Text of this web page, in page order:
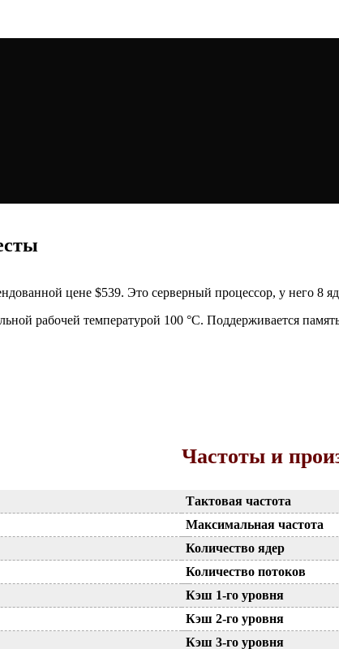
цене $539. Это серверный процессор, у него 8
рабочей температурой 100 °C. Поддерживается
Частоты и
Тактовая частота
Максимальная частота
Количество ядер
Количество потоков
Кэш 1-го уровня
Кэш 2-го уровня
Кэш 3-го уровня